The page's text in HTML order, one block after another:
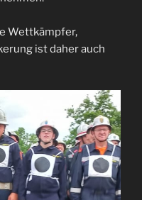
Wettkämpfer,
ist daher auch